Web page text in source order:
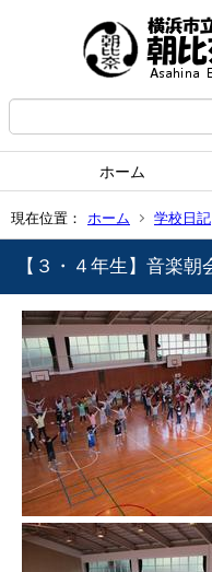
ホーム
現在位置： ホーム 学校日記
【３・４年生】音楽朝